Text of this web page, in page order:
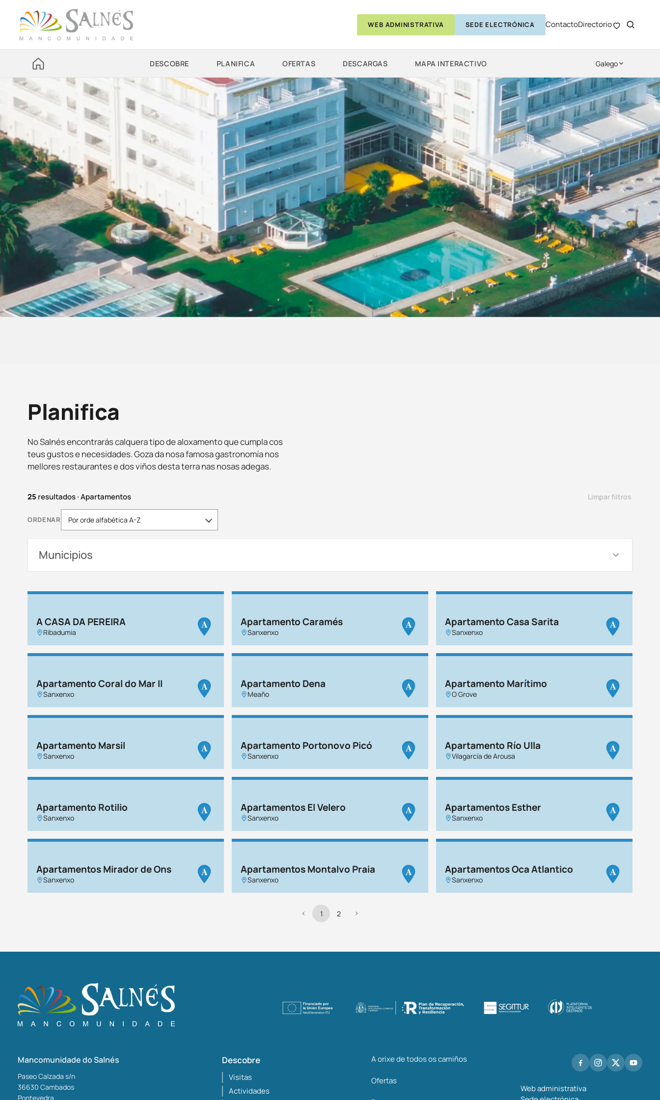
WEB ADMINISTRATIVA SEDE ELECTRÓNICA ContactoDirectorio
DESCOBRE PLANIFICA OFERTAS DESCARGAS MAPA INTERACTIVO Galego
Planifica
No Salnés encontrarás calquera tipo de aloxamento que cumpla cos
teus gustos e necesidades. Goza da nosa famosa gastronomía nos
mellores restaurantes e dos viños desta terra nas nosas adegas.
25 resultados·Apartamentos Limpar filtros
ORDENAR
Municipios
A CASA DA PEREIRA
Ribadumia
A Apartamento Caramés
Sanxenxo
A Apartamento Casa Sarita
Sanxenxo
A
Apartamento Coral do Mar II
Sanxenxo
A Apartamento Dena
Meaño
A Apartamento Marítimo
O Grove
A
Apartamento Marsil
Sanxenxo
A Apartamento Portonovo Picó
Sanxenxo
A Apartamento Río Ulla
Vilagarcía de Arousa
A
Apartamento Rotilio
Sanxenxo
A Apartamentos El Velero
Sanxenxo
A Apartamentos Esther
Sanxenxo
A
Apartamentos Mirador de Ons
Sanxenxo
A Apartamentos Montalvo Praia
Sanxenxo
A Apartamentos Oca Atlantico
Sanxenxo
A
1 2
Mancomunidade do Salnés
Paseo Calzada s/n
36630 Cambados
Pontevedra
Descobre
Visitas
Actividades
A orixe de todos os camiños
Ofertas
Web administrativa